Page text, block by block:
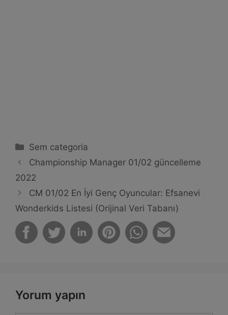
Kategoriler
Sem categoria
Championship Manager 01/02 güncelleme
2022
CM 01/02 En İyi Genç Oyuncular: Efsanevi
Wonderkids Listesi (Orijinal Veri Tabanı)
Yorum yapın